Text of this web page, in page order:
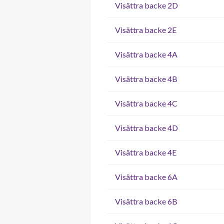
Visättra backe 2D
Visättra backe 2E
Visättra backe 4A
Visättra backe 4B
Visättra backe 4C
Visättra backe 4D
Visättra backe 4E
Visättra backe 6A
Visättra backe 6B